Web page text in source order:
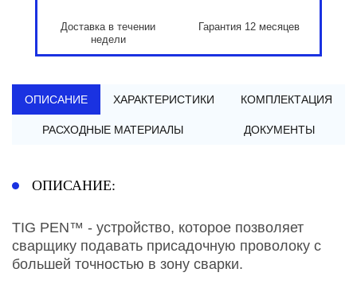
Доставка в течении
недели
Гарантия 12 месяцев
ОПИСАНИЕ ХАРАКТЕРИСТИКИ КОМПЛЕКТАЦИЯ
РАСХОДНЫЕ МАТЕРИАЛЫ ДОКУМЕНТЫ
ОПИСАНИЕ:
TIG PEN™ - устройство, которое позволяет
сварщику подавать присадочную проволоку с
большей точностью в зону сварки.